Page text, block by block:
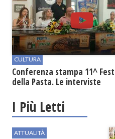
CULTURA
Conferenza stampa 11^
della Pasta. Le interviste
I Più Letti
ATTUALITÀ